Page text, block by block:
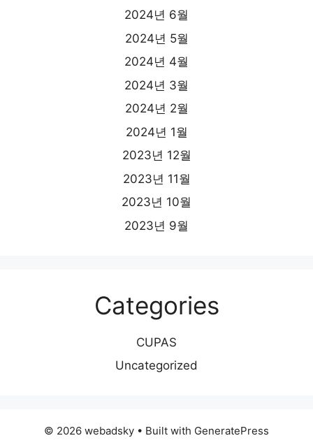
2024년 6월
2024년 5월
2024년 4월
2024년 3월
2024년 2월
2024년 1월
2023년 12월
2023년 11월
2023년 10월
2023년 9월
Categories
CUPAS
Uncategorized
© 2026 webadsky • Built with GeneratePress